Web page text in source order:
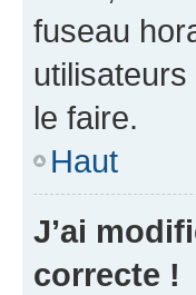
fuseau
utilisateurs
le faire.
Haut
J’ai
correcte !